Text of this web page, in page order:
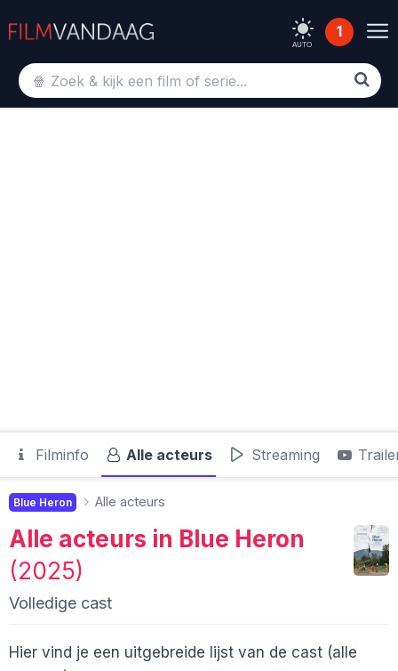
AUTO
1
Filminfo Alle acteurs Streaming
Blue Heron Alle acteurs
Alle acteurs in Blue Heron
(2025)
Volledige cast
Hier vind je een uitgebreide lijst van de cast (alle